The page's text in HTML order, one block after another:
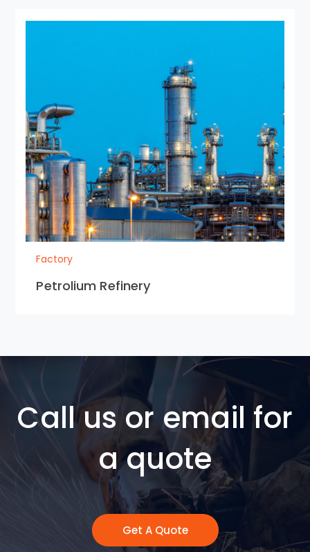
Factory
Petrolium Refinery
Call us or email for
a quote
Get A Quote